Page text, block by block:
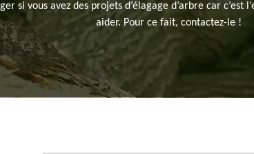
si vous avez des projets d’élagage d’arbre car
aider. Pour ce fait, contactez-le !